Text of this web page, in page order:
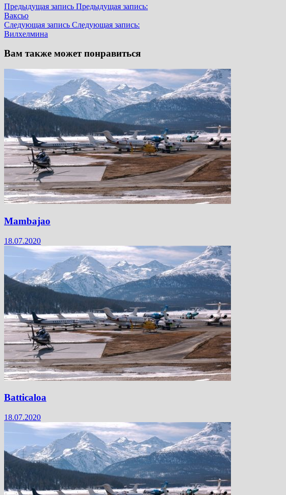
Предыдущая запись Предыдущая запись:
Ваксьо
Следующая запись Следующая запись:
Вилхелмина
Вам также может понравиться
Mambajao
18.07.2020
Batticaloa
18.07.2020